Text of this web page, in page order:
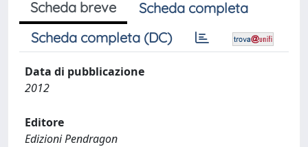
Scheda breve
Scheda completa
Scheda completa (DC)
Data di pubblicazione
2012
Editore
Edizioni Pendragon